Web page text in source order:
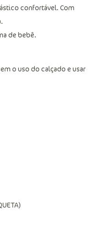
confortável. Com
de bebê.
o uso do calçado e usar